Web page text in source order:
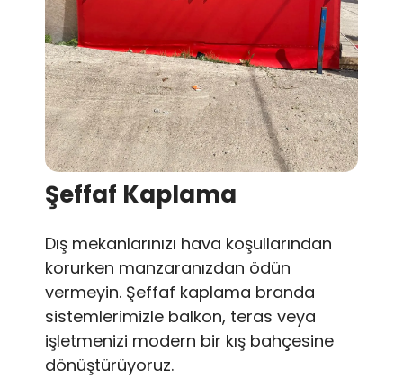
Şeffaf Kaplama
Dış mekanlarınızı hava koşullarından
korurken manzaranızdan ödün
vermeyin. Şeffaf kaplama branda
sistemlerimizle balkon, teras veya
işletmenizi modern bir kış bahçesine
dönüştürüyoruz.